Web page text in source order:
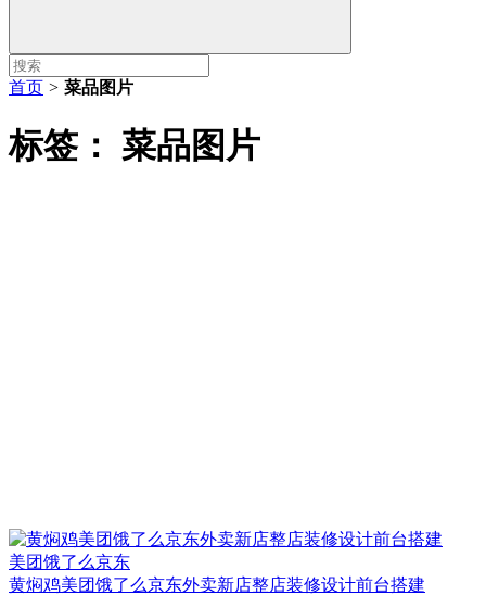
首页 > 菜品图片
标签： 菜品图片
美团饿了么京东
黄焖鸡美团饿了么京东外卖新店整店装修设计前台搭建